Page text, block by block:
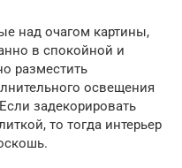
над очагом картины,
в спокойной и
разместить
освещения
задекорировать
то тогда интерьер